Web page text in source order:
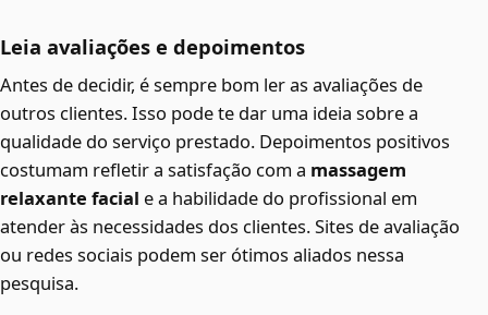
Leia avaliações e depoimentos
Antes de decidir, é sempre bom ler as avaliações de
outros clientes. Isso pode te dar uma ideia sobre a
qualidade do serviço prestado. Depoimentos positivos
costumam refletir a satisfação com a massagem
relaxante facial e a habilidade do profissional em
atender às necessidades dos clientes. Sites de avaliação
ou redes sociais podem ser ótimos aliados nessa
pesquisa.